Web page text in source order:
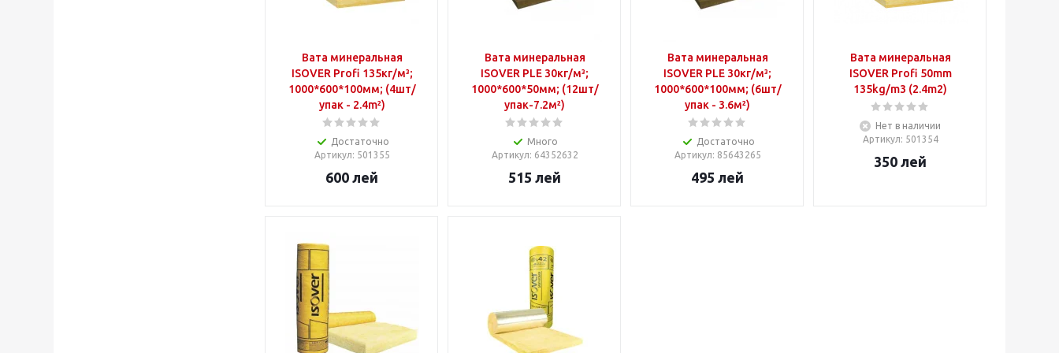
Вата минеральная
ISOVER Profi 135кг/м³;
1000*600*100мм; (4шт/
упак - 2.4m²)
Достаточно
Артикул: 501355
600 лей
Вата минеральная
ISOVER PLE 30кг/м³;
1000*600*50мм; (12шт/
упак-7.2м²)
Много
Артикул: 64352632
515 лей
Вата минеральная
ISOVER PLE 30кг/м³;
1000*600*100мм; (6шт/
упак - 3.6м²)
Достаточно
Артикул: 85643265
495 лей
Вата минеральная
ISOVER Profi 50mm
135kg/m3 (2.4m2)
Нет в наличии
Артикул: 501354
350 лей